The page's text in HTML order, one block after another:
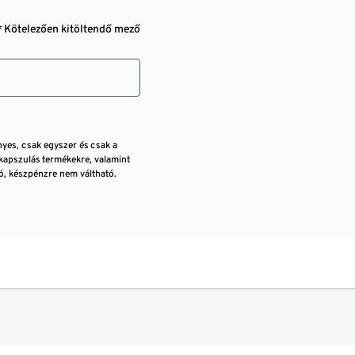
Kötelezően kitöltendő mező
csak egyszer és csak a
termékekre, valamint
készpénzre nem váltható.